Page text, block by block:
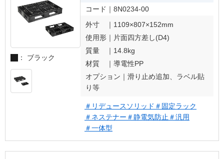
： ブラック
コード｜ 8N0234-00
外寸 ｜ 1109×807×152mm
使用形｜ 片面四方差し(D4)
質量 ｜ 14.8kg
材質 ｜ 導電性PP
オプション｜ 滑り止め追加、ラベル貼
り等
＃リデュースソリッド ＃固定ラック
＃ネステナー ＃静電気防止 ＃汎用
＃一体型